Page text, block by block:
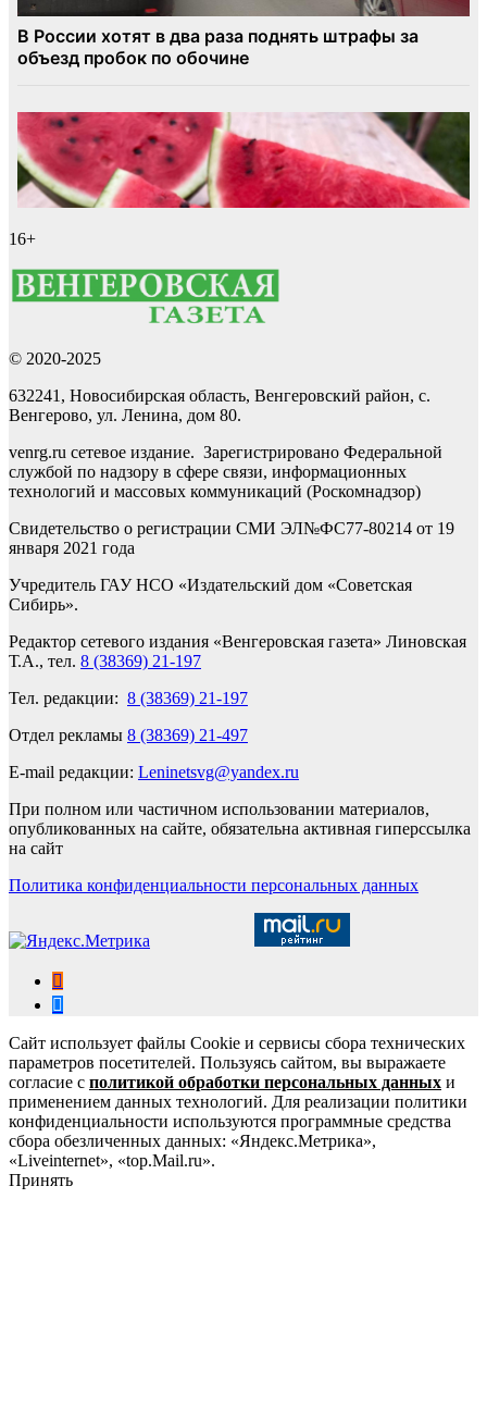
16+
© 2020-2025
632241, Новосибирская область, Венгеровский район, с.
Венгерово, ул. Ленина, дом 80.
venrg.ru сетевое издание. Зарегистрировано Федеральной
службой по надзору в сфере связи, информационных
технологий и массовых коммуникаций (Роскомнадзор)
Свидетельство о регистрации СМИ ЭЛ№ФС77-80214 от 19
января 2021 года
Учредитель ГАУ НСО «Издательский дом «Советская
Сибирь».
Редактор сетевого издания «Венгеровская газета» Линовская
Т.А., тел. 8 (38369) 21-197
Тел. редакции: 8 (38369) 21-197
Отдел рекламы 8 (38369) 21-497
E-mail редакции: Leninetsvg@yandex.ru
При полном или частичном использовании материалов,
опубликованных на сайте, обязательна активная гиперссылка
на сайт
Политика конфиденциальности персональных данных
Сайт использует файлы Cookie и сервисы сбора технических
параметров посетителей. Пользуясь сайтом, вы выражаете
согласие с политикой обработки персональных данных и
применением данных технологий. Для реализации политики
конфиденциальности используются программные средства
сбора обезличенных данных: «Яндекс.Метрика»,
«Liveinternet», «top.Mail.ru».
Принять